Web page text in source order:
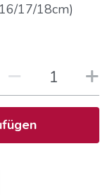
17/18cm)